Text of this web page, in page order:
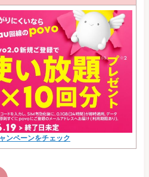
ンペーンをチェック